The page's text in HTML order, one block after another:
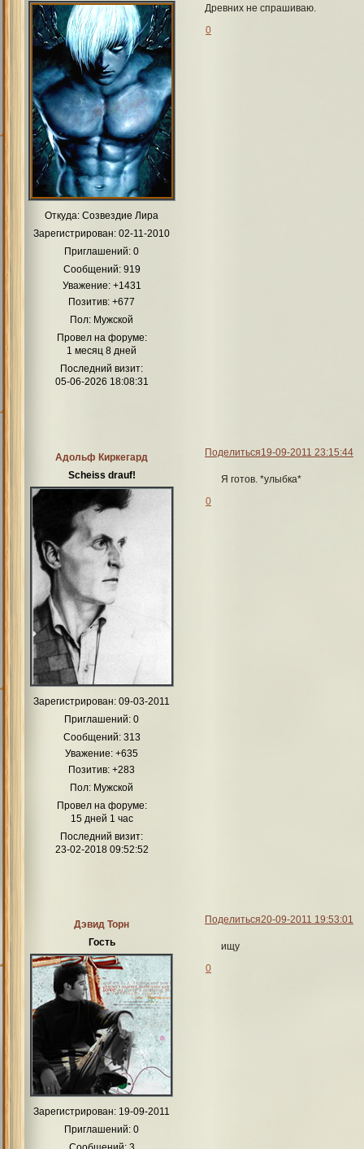
Откуда: Созвездие Лира
Зарегистрирован: 02-11-2010
Приглашений: 0
Сообщений:919
Уважение: +1431
Позитив: +677
Пол: Мужской
Провел на форуме:
1 месяц 8 дней
Последний визит:
05-06-2026 18:08:31
Древних не спрашиваю.
0
Поделиться19-09-2011 23:15:44
Адольф Киркегард
Scheiss drauf!
Зарегистрирован: 09-03-2011
Приглашений: 0
Сообщений:313
Уважение: +635
Позитив: +283
Пол: Мужской
Провел на форуме:
15 дней 1 час
Последний визит:
23-02-2018 09:52:52
Я готов. *улыбка*
0
Поделиться20-09-2011 19:53:01
Дэвид Торн
Гость
Зарегистрирован: 19-09-2011
Приглашений: 0
ищу
0